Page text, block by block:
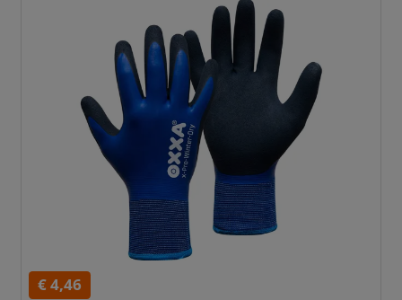
€ 4,46